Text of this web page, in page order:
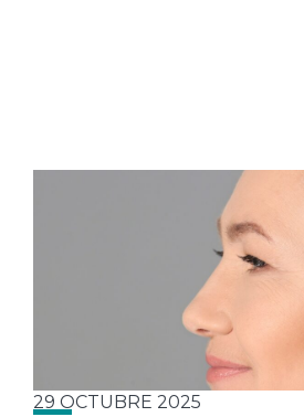
29 OCTUBRE 2025